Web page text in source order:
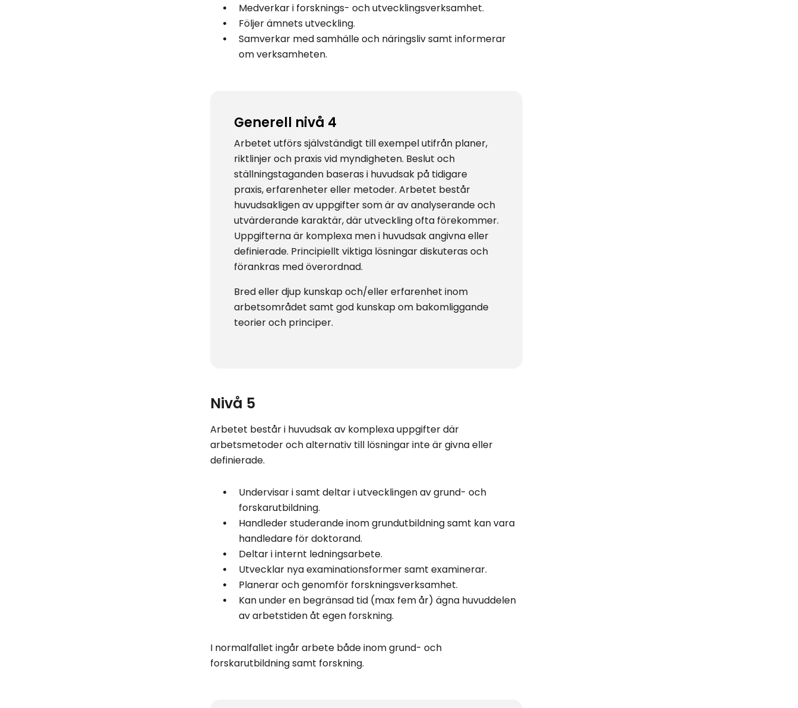
Medverkar i forsknings- och utvecklingsverksamhet.
Följer ämnets utveckling.
Samverkar med samhälle och näringsliv samt informerar
om verksamheten.
Generell nivå 4
Arbetet utförs självständigt till exempel utifrån planer,
riktlinjer och praxis vid myndigheten. Beslut och
ställningstaganden baseras i huvudsak på tidigare
praxis, erfarenheter eller metoder. Arbetet består
huvudsakligen av uppgifter som är av analyserande och
utvärderande karaktär, där utveckling ofta förekommer.
Uppgifterna är komplexa men i huvudsak angivna eller
definierade. Principiellt viktiga lösningar diskuteras och
förankras med överordnad.
Bred eller djup kunskap och/eller erfarenhet inom
arbetsområdet samt god kunskap om bakomliggande
teorier och principer.
Nivå 5
Arbetet består i huvudsak av komplexa uppgifter där
arbetsmetoder och alternativ till lösningar inte är givna eller
definierade.
Undervisar i samt deltar i utvecklingen av grund- och
forskarutbildning.
Handleder studerande inom grundutbildning samt kan vara
handledare för doktorand.
Deltar i internt ledningsarbete.
Utvecklar nya examinationsformer samt examinerar.
Planerar och genomför forskningsverksamhet.
Kan under en begränsad tid (max fem år) ägna huvuddelen
av arbetstiden åt egen forskning.
I normalfallet ingår arbete både inom grund- och
forskarutbildning samt forskning.